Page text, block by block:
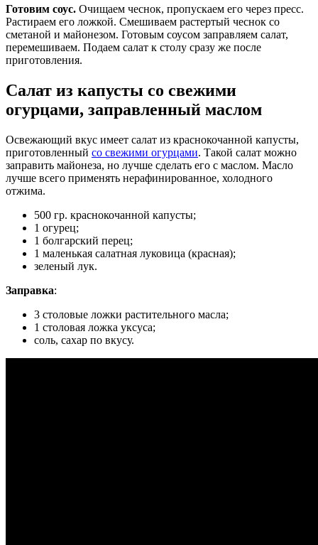
Готовим соус. Очищаем чеснок, пропускаем его через пресс.
Растираем его ложкой. Смешиваем растертый чеснок со
сметаной и майонезом. Готовым соусом заправляем салат,
перемешиваем. Подаем салат к столу сразу же после
приготовления.
Салат из капусты со свежими
огурцами, заправленный маслом
Освежающий вкус имеет салат из краснокочанной капусты,
приготовленный со свежими огурцами. Такой салат можно
заправить майонеза, но лучше сделать его с маслом. Масло
лучше всего применять нерафинированное, холодного
отжима.
500 гр. краснокочанной капусты;
1 огурец;
1 болгарский перец;
1 маленькая салатная луковица (красная);
зеленый лук.
Заправка:
3 столовые ложки растительного масла;
1 столовая ложка уксуса;
соль, сахар по вкусу.